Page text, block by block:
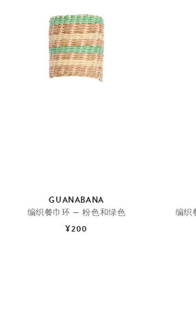
GUANABANA
编织餐巾环 — 粉色和绿色
¥200
编织